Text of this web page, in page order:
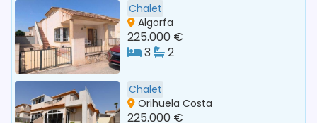
Chalet
Algorfa
225.000 €
3
2
Chalet
Orihuela Costa
225.000 €